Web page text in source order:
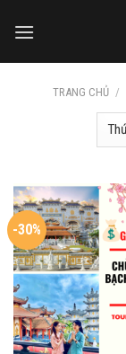
TRANG CHỦ /
-30%